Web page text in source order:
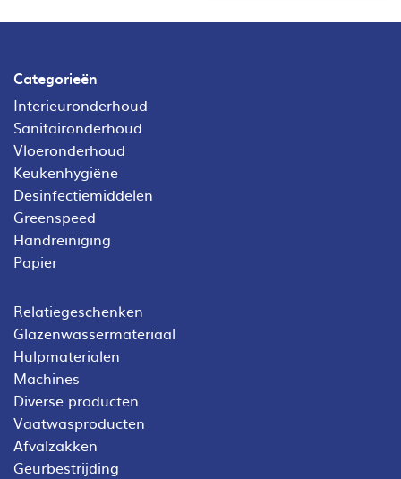
Categorieën
Interieuronderhoud
Sanitaironderhoud
Vloeronderhoud
Keukenhygiëne
Desinfectiemiddelen
Greenspeed
Handreiniging
Papier
Relatiegeschenken
Glazenwassermateriaal
Hulpmaterialen
Machines
Diverse producten
Vaatwasproducten
Afvalzakken
Geurbestrijding